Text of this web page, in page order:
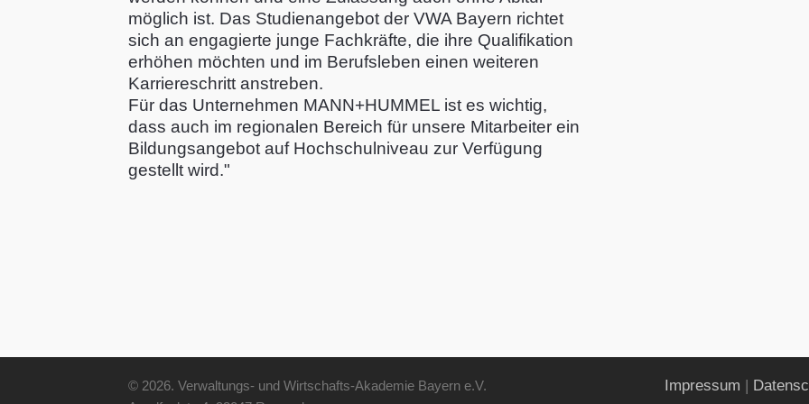
möglich ist. Das Studienangebot der VWA Bayern richtet
sich an engagierte junge Fachkräfte, die ihre Qualifikation
erhöhen möchten und im Berufsleben einen weiteren
Karriereschritt anstreben.
Für das Unternehmen MANN+HUMMEL ist es wichtig,
dass auch im regionalen Bereich für unsere Mitarbeiter ein
Bildungsangebot auf Hochschulniveau zur Verfügung
gestellt wird."
© 2026. Verwaltungs- und Wirtschafts-Akademie Bayern e.V.
Impressum |